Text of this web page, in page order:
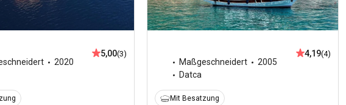
2020
5,00(3)
Maßgeschneidert
2005
Datca
4,19(4)
Mit Besatzung